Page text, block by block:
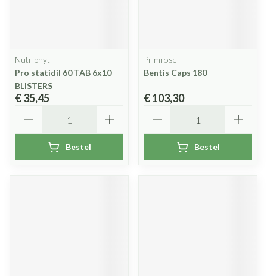
Nutriphyt
Pro statidil 60 TAB 6x10
BLISTERS
€ 35,45
Bestel
Primrose
Bentis Caps 180
€ 103,30
Bestel